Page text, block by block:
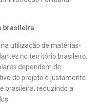
brasileira
utilização de matérias-
no território brasileiro.
dependem de
do projeto é justamente
brasileira, reduzindo a